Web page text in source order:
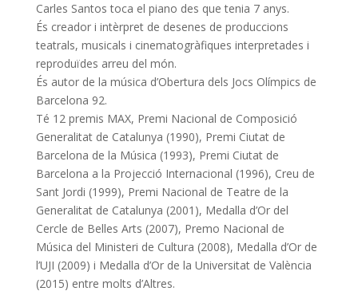
Carles Santos toca el piano des que tenia 7 anys.
És creador i intèrpret de desenes de produccions
teatrals, musicals i cinematogràfiques interpretades i
reproduïdes arreu del món.
És autor de la música d’Obertura dels Jocs Olímpics de
Barcelona 92.
Té 12 premis MAX, Premi Nacional de Composició
Generalitat de Catalunya (1990), Premi Ciutat de
Barcelona de la Música (1993), Premi Ciutat de
Barcelona a la Projecció Internacional (1996), Creu de
Sant Jordi (1999), Premi Nacional de Teatre de la
Generalitat de Catalunya (2001), Medalla d’Or del
Cercle de Belles Arts (2007), Premo Nacional de
Música del Ministeri de Cultura (2008), Medalla d’Or de
l’UJI (2009) i Medalla d’Or de la Universitat de València
(2015) entre molts d’Altres.